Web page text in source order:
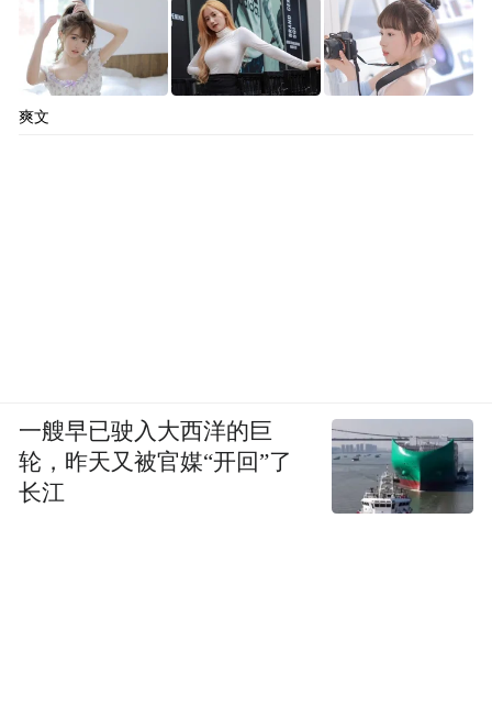
爽文
一艘早已驶入大西洋的巨
轮，昨天又被官媒“开回”了
长江